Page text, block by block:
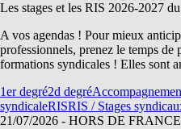
Les stages et les RIS 2026-2027
A vos agendas ! Pour mieux
professionnels, prenez le temps de
formations syndicales ! Elles sont
1er degré2d degré
syndicaleRISRIS / Stages
21/07/2026 - HORS DE FRANCE